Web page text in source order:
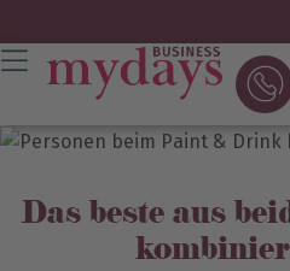
Das beste aus